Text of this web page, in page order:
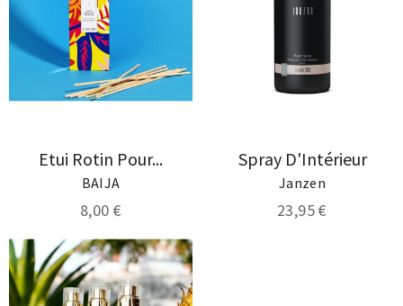
Etui Rotin Pour...
BAIJA
8,00 €
Spray D'Intérieur
Janzen
23,95 €